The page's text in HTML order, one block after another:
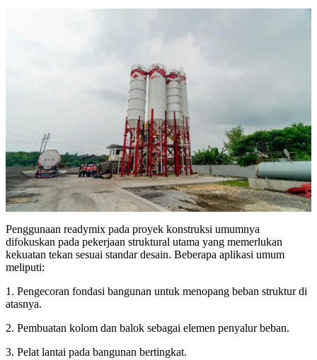
Penggunaan readymix pada proyek konstruksi umumnya
difokuskan pada pekerjaan struktural utama yang memerlukan
kekuatan tekan sesuai standar desain. Beberapa aplikasi umum
meliputi:
1. Pengecoran fondasi bangunan untuk menopang beban struktur di
atasnya.
2. Pembuatan kolom dan balok sebagai elemen penyalur beban.
3. Pelat lantai pada bangunan bertingkat.